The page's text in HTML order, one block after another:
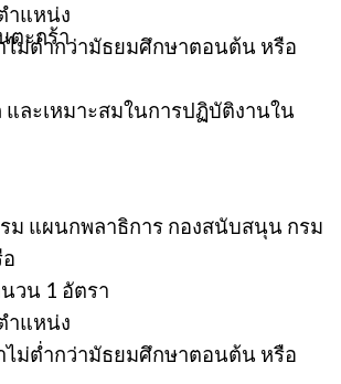
ตะกร้า
ำแหน่ง
ไม่ต่ำกว่ามัธยมศึกษาตอนต้น หรือ
และเหมาะสมในการปฏิบัติงานใน
ม แผนกพลาธิการ กองสนับสนุน กรม
วน 1 อัตรา
ำแหน่ง
ไม่ต่ำกว่ามัธยมศึกษาตอนต้น หรือ